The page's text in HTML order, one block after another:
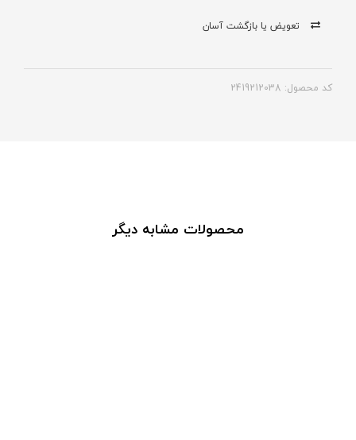
تعویض یا بازگشت آسان
کد محصول: 2419212038
محصولات مشابه دیگر